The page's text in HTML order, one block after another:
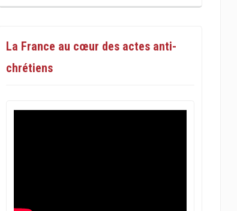
La France au cœur des actes anti-
chrétiens